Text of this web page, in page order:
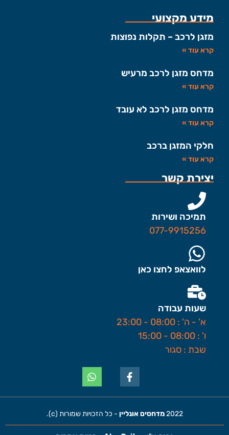
מידע מקצועי
מזגן לרכב – תקלות נפוצות
קרא עוד »
מדחס מזגן לרכב מרעיש
קרא עוד »
מדחס מזגן לרכב לא עובד
קרא עוד »
חלקי המזגן ברכב
קרא עוד »
יצירת קשר
תמיכה ושירות
077-9915256
לוואצאפ לחצו כאן
שעות עבודה
א' - ה' : 08:00 - 23:00
ו' : 08:00 - 15:00
שבת : סגור
2022 מדחסים אונליין - כל הזכויות שמורות (c).